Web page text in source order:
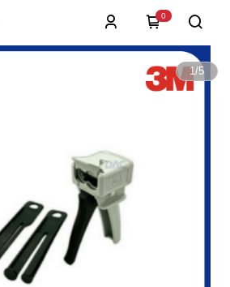
0
1/5